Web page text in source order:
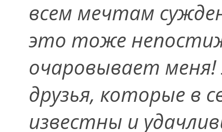
всем мечтам
это тоже
очаровывает меня!
друзья, которые в
известны и